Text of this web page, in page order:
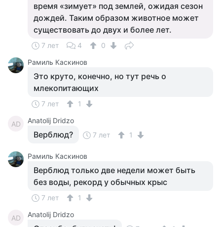
время «зимует» под землей, ожидая сезон
дождей. Таким образом животное может
существовать до двух и более лет.
7 лет 4
0
Рамиль Каскинов
Это круто, конечно, но тут речь о
млекопитающих
7 лет 1
AD Anatolij Dridzo
Верблюд? 7 лет 1
Рамиль Каскинов
Верблюд только две недели может быть
без воды, рекорд у обычных крыс
7 лет 1
AD Anatolij Dridzo